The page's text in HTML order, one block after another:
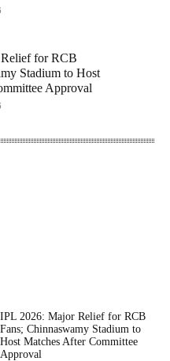
for RCB
Stadium to Host
Approval
IPL 2026: Major Relief for RCB
Fans; Chinnaswamy Stadium to
Host Matches After Committee
Approval